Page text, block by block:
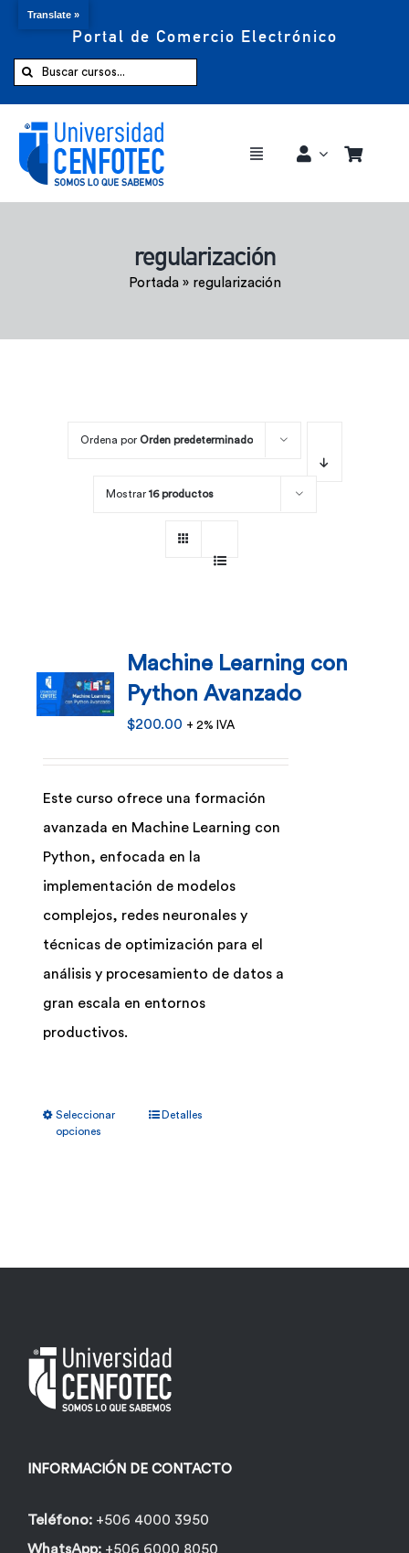
Portal de Comercio Electrónico
Buscar:
Toggle
Comprar ahora
regularización
Portada» regularización
Ordena por Orden predeterminado
Mostrar 16 productos
Machine Learning con
Python Avanzado
$200.00 + 2% IVA
Este curso ofrece una formación
avanzada en Machine Learning con
Python, enfocada en la
implementación de modelos
complejos, redes neuronales y
técnicas de optimización para el
análisis y procesamiento de datos a
gran escala en entornos
productivos.
Seleccionar
opciones
elegir
en
de
Detalles
INFORMACIÓN DE CONTACTO
Teléfono: +506 4000 3950
WhatsApp: +506 6000 8050
Translate »